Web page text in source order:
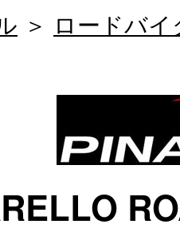
＞ ロードバイ